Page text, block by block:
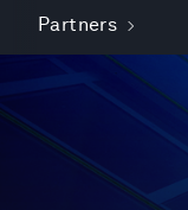
Partners